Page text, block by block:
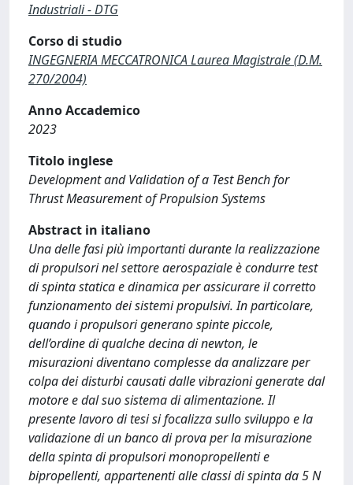
Industriali - DTG
Corso di studio
INGEGNERIA MECCATRONICA Laurea Magistrale (D.M.
270/2004)
Anno Accademico
2023
Titolo inglese
Development and Validation of a Test Bench for
Thrust Measurement of Propulsion Systems
Abstract in italiano
Una delle fasi più importanti durante la realizzazione
di propulsori nel settore aerospaziale è condurre test
di spinta statica e dinamica per assicurare il corretto
funzionamento dei sistemi propulsivi. In particolare,
quando i propulsori generano spinte piccole,
dell’ordine di qualche decina di newton, le
misurazioni diventano complesse da analizzare per
colpa dei disturbi causati dalle vibrazioni generate dal
motore e dal suo sistema di alimentazione. Il
presente lavoro di tesi si focalizza sullo sviluppo e la
validazione di un banco di prova per la misurazione
della spinta di propulsori monopropellenti e
bipropellenti, appartenenti alle classi di spinta da 5 N